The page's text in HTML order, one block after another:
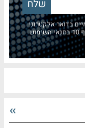
בדואר אלקטרוני